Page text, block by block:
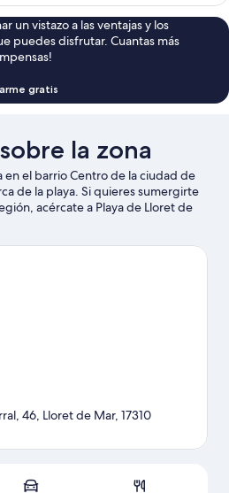
un vistazo a las ventajas y los
puedes disfrutar. Cuantas más
gratis
la zona
el barrio Centro de la ciudad de
de la playa. Si quieres sumergirte
acércate a Playa de Lloret de
con niños? Si es así, puedes
del agua? Con actividades
Mapa
46, Lloret de Mar, 17310